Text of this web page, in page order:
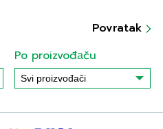
Povratak
Po proizvođаču